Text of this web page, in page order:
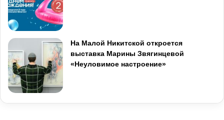
На Малой Никитской откроется
выставка Марины Звягинцевой
«Неуловимое настроение»